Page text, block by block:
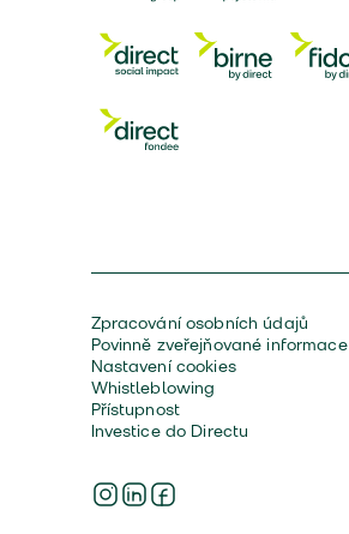
Zpracování osobních údajů
Povinně zveřejňované informace
Nastavení cookies
Whistleblowing
Přístupnost
Investice do Directu